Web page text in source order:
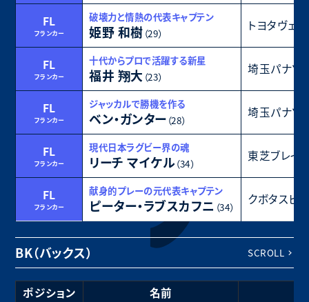
FL
フランカー
破壊力と情熱の代表キャプテン
姫野 和樹 （29） トヨタヴェ
FL
フランカー
十代からプロで活躍する新星
福井 翔大 （23） 埼玉パナソ
FL
フランカー
ジャッカルで勝機を作る
ベン・ガンター （28） 埼玉パナソ
FL
フランカー
現代日本ラグビー界の魂
リーチ マイケル（34） 東芝ブレイ
FL
フランカー
献身的プレーの元代表キャプテン
ピーター・ラブスカフニ （34） クボタスピ
BK（バックス） SCROLL
ポジション 名前